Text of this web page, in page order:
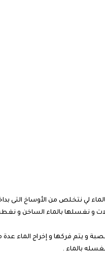
لي نتخلص من الأوساخ التى
و نغسلها بالماء الساخن و
و يتم فركها و إخراج الماء عدة
بالماء .